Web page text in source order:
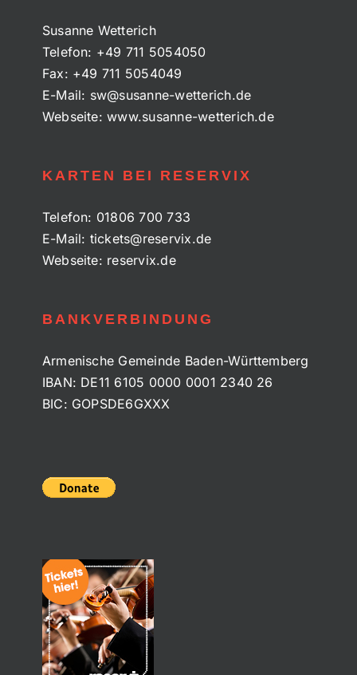
Susanne Wetterich
Telefon: +49 711 5054050
Fax: +49 711 5054049
E-Mail: sw@susanne-wetterich.de
Webseite:www.susanne-wetterich.de
KARTEN BEI RESERVIX
Telefon: 01806 700 733
E-Mail: tickets@reservix.de
Webseite: reservix.de
BANKVERBINDUNG
Armenische Gemeinde Baden-Württemberg
IBAN: DE11 6105 0000 0001 2340 26
BIC: GOPSDE6GXXX